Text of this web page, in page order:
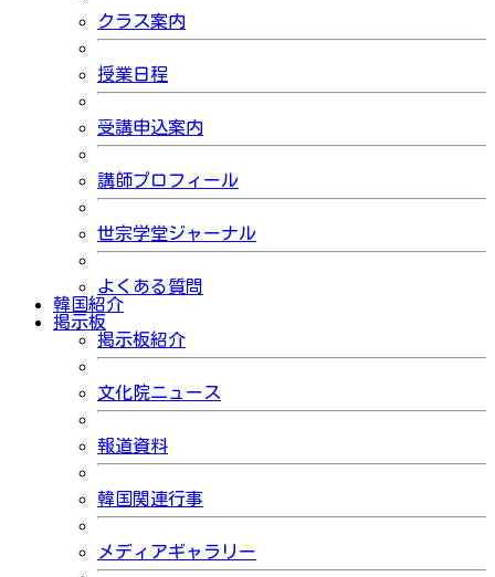
クラス案内
授業日程
受講申込案内
講師プロフィール
世宗学堂ジャーナル
よくある質問
韓国紹介
掲示板
掲示板紹介
文化院ニュース
報道資料
韓国関連行事
メディアギャラリー